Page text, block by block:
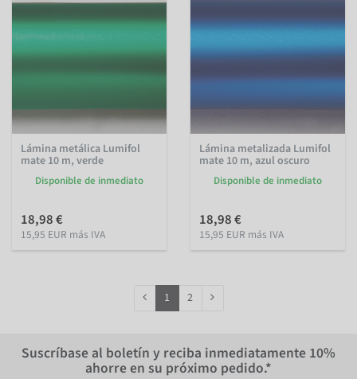
Lámina metálica Lumifol
mate 10 m, verde
Disponible de inmediato
18,98 €
15,95 EUR más IVA
Lámina metalizada Lumifol
mate 10 m, azul oscuro
Disponible de inmediato
18,98 €
15,95 EUR más IVA
1 2
Suscríbase al boletín y reciba inmediatamente 10%
ahorre en su próximo pedido.*